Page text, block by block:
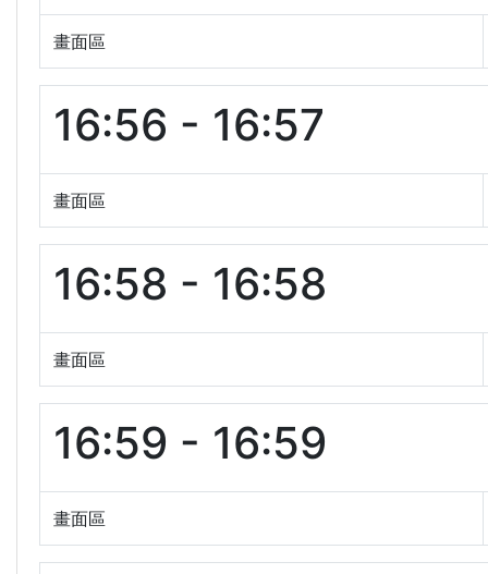
畫面區
16:56 - 16:57
畫面區
16:58 - 16:58
畫面區
16:59 - 16:59
畫面區